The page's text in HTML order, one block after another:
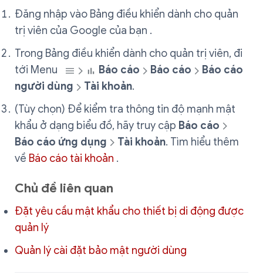
Đăng nhập vào Bảng điều khiển dành cho quản
trị viên của Google của bạn .
Trong Bảng điều khiển dành cho quản trị viên, đi
tới Menu
Báo cáo Báo cáo
Báo cáo
người dùng
Tài khoản.
(Tùy chọn) Để kiểm tra thông tin độ mạnh mật
khẩu ở dạng biểu đồ, hãy truy cập Báo cáo
Báo cáo ứng dụng
Tài khoản. Tìm hiểu thêm
về Báo cáo tài khoản .
Chủ đề liên quan
Đặt yêu cầu mật khẩu cho thiết bị di động được
quản lý
Quản lý cài đặt bảo mật người dùng